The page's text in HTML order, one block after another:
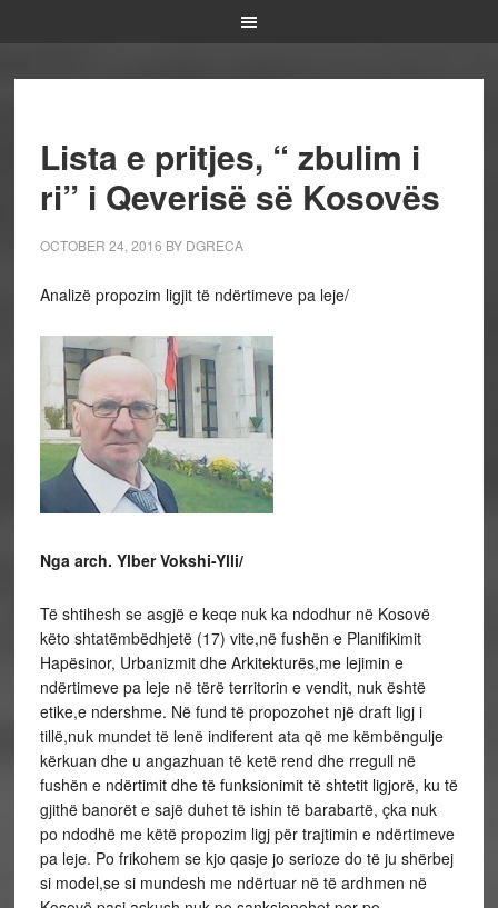
Lista e pritjes, “ zbulim i
ri” i Qeverisë së Kosovës
OCTOBER 24, 2016 BY DGRECA
Analizë propozim ligjit të ndërtimeve pa leje/
Nga arch. Ylber Vokshi-Ylli/
Të shtihesh se asgjë e keqe nuk ka ndodhur në Kosovë
këto shtatëmbëdhjetë (17) vite,në fushën e Planifikimit
Hapësinor, Urbanizmit dhe Arkitekturës,me lejimin e
ndërtimeve pa leje në tërë territorin e vendit, nuk është
etike,e ndershme. Në fund të propozohet një draft ligj i
tillë,nuk mundet të lenë indiferent ata që me këmbëngulje
kërkuan dhe u angazhuan të ketë rend dhe rregull në
fushën e ndërtimit dhe të funksionimit të shtetit ligjorë, ku të
gjithë banorët e sajë duhet të ishin të barabartë, çka nuk
po ndodhë me këtë propozim ligj për trajtimin e ndërtimeve
pa leje. Po frikohem se kjo qasje jo serioze do të ju shërbej
si model,se si mundesh me ndërtuar në të ardhmen në